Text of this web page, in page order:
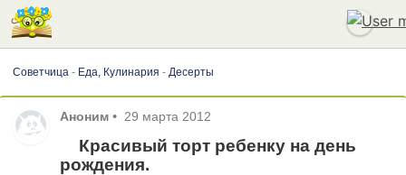
Советчица- Еда, Кулинария - Десерты
Аноним • 29 марта 2012
Красивый торт ребенку на день
рождения.